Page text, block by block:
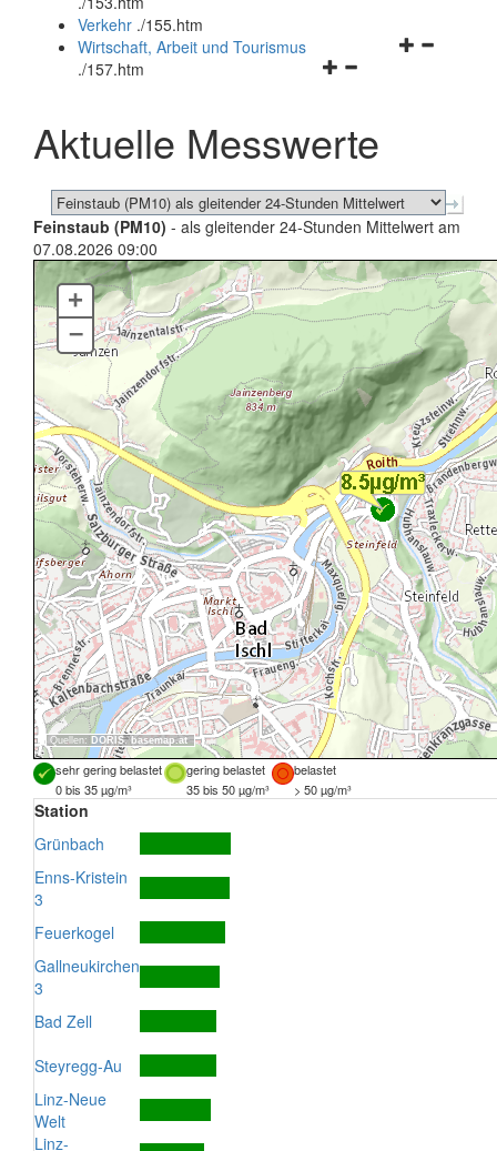
und
schließen
Verkehr ./155.htm
Navigationsmenü
schließen
Wirtschaft, Arbeit und Tourismus
./157.htm
Aktuelle Messwerte
Feinstaub (PM10) - als gleitender 24-Stunden Mittelwert am
07.08.2026 09:00
Quellen: DORIS, basemap.at
+
–
sehr gering belastet gering belastet
belastet
0 bis 35 µg/m³
35 bis 50 µg/m³ > 50 µg/m³
Station
Grünbach
Enns-Kristein
3
Feuerkogel
Gallneukirchen
3
Bad Zell
Steyregg-Au
Linz-Neue
Welt
Linz-